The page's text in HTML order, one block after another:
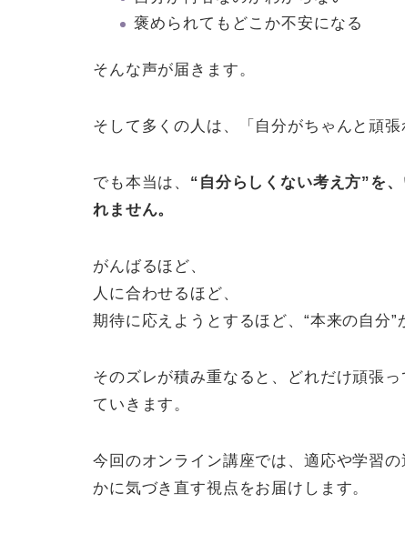
褒められてもどこか不安になる
そんな声が届きます。
そして多くの人は、「自分がちゃんと頑
でも本当は、 “自分らしくない考え方”を
れません。
がんばるほど、
人に合わせるほど、
期待に応えようとするほど、“本来の自分”
そのズレが積み重なると、どれだけ頑張
ていきます。
今回のオンライン講座では、適応や学習
かに気づき直す視点をお届けします。